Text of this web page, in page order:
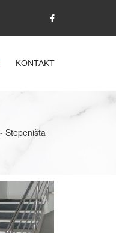
KONTAKT
Stepeništa